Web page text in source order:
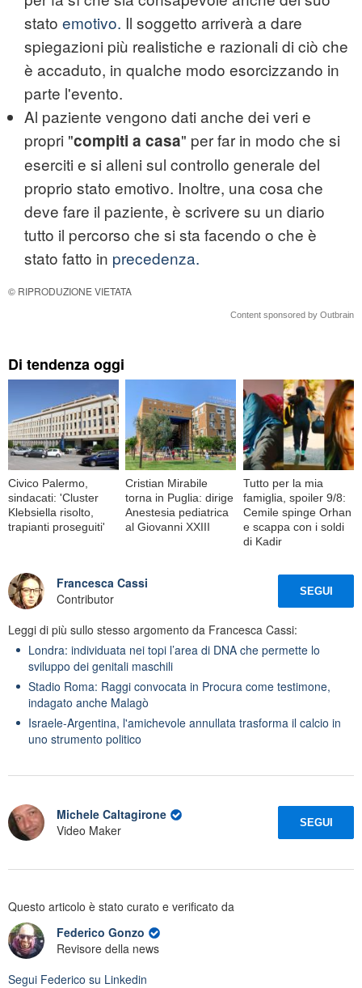
stato emotivo. Il soggetto arriverà a dare
spiegazioni più realistiche e razionali di ciò che
è accaduto, in qualche modo esorcizzando in
parte l'evento.
Al paziente vengono dati anche dei veri e
propri "compiti a casa" per far in modo che si
eserciti e si alleni sul controllo generale del
proprio stato emotivo. Inoltre, una cosa che
deve fare il paziente, è scrivere su un diario
tutto il percorso che si sta facendo o che è
stato fatto in precedenza.
© RIPRODUZIONE VIETATA
Content sponsored by Outbrain
Di tendenza oggi
Civico Palermo,
sindacati: 'Cluster
Klebsiella risolto,
trapianti proseguiti'
Cristian Mirabile
torna in Puglia: dirige
Anestesia pediatrica
al Giovanni XXIII
Tutto per la mia
famiglia, spoiler 9/8:
Cemile spinge Orhan
e scappa con i soldi
di Kadir
Francesca Cassi
Contributor
SEGUI
Leggi di più sullo stesso argomento da Francesca Cassi:
Londra: individuata nei topi l’area di DNA che permette lo
sviluppo dei genitali maschili
Stadio Roma: Raggi convocata in Procura come testimone,
indagato anche Malagò
Israele-Argentina, l'amichevole annullata trasforma il calcio in
uno strumento politico
Michele Caltagirone
Video Maker
SEGUI
Questo articolo è stato curato e verificato da
Federico Gonzo
Revisore della news
Segui Federico su Linkedin